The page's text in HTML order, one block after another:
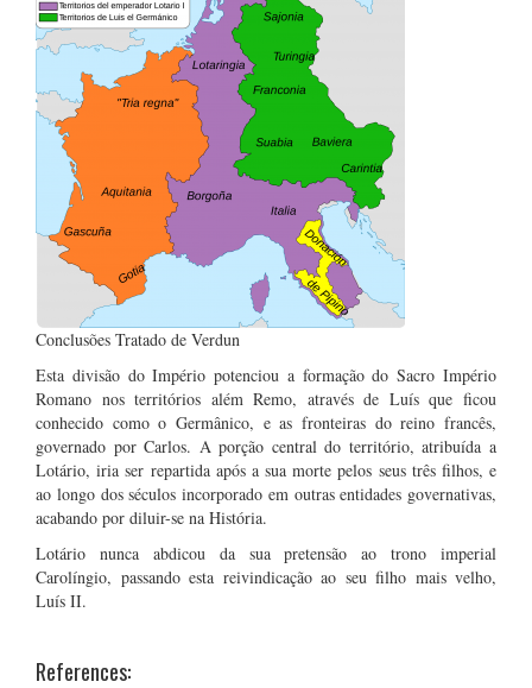
Conclusões Tratado de Verdun
Esta divisão do Império potenciou a formação do Sacro Império
Romano nos territórios além Remo, através de Luís que ficou
conhecido como o Germânico, e as fronteiras do reino francês,
governado por Carlos. A porção central do território, atribuída a
Lotário, iria ser repartida após a sua morte pelos seus três filhos, e
ao longo dos séculos incorporado em outras entidades governativas,
acabando por diluir-se na História.
Lotário nunca abdicou da sua pretensão ao trono imperial
Carolíngio, passando esta reivindicação ao seu filho mais velho,
Luís II.
References: